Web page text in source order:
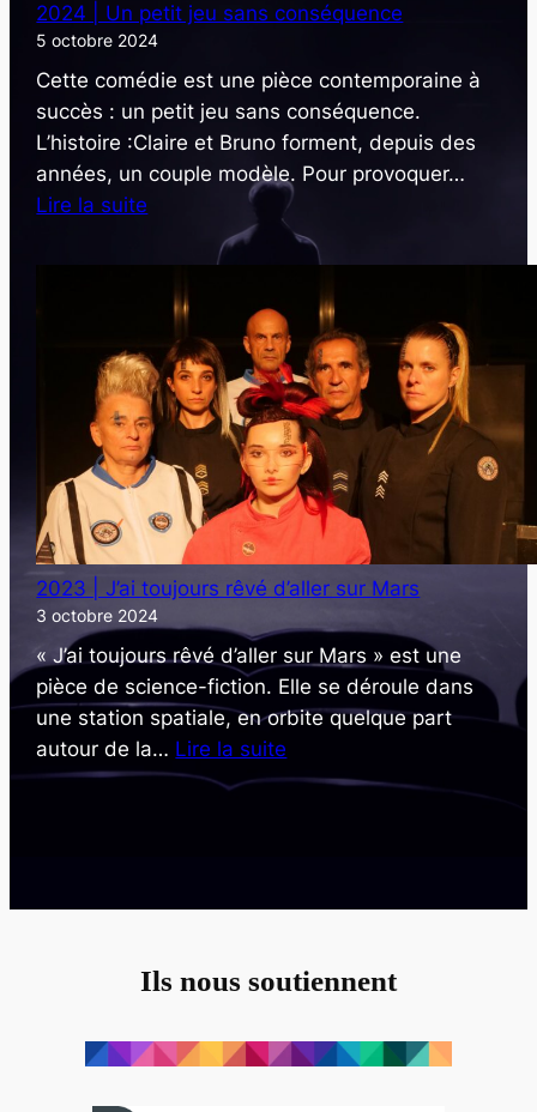
2024 | Un petit jeu sans conséquence
5 octobre 2024
Cette comédie est une pièce contemporaine à
succès : un petit jeu sans conséquence.
L’histoire :Claire et Bruno forment, depuis des
années, un couple modèle. Pour provoquer…
Lire la suite
Un
petit
jeu
sans
conséquence
2023 | J’ai toujours rêvé d’aller sur Mars
3 octobre 2024
« J’ai toujours rêvé d’aller sur Mars » est une
pièce de science-fiction. Elle se déroule dans
une station spatiale, en orbite quelque part
autour de la… Lire la suite
2023
sur
Mars
Ils nous soutiennent